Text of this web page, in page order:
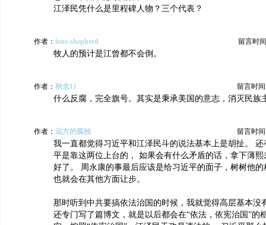
江泽民凭什么是里程碑人物？三个代表？
作者： lone-shepherd 留言时
牧人的预计是江曾都不会倒。
作者： 秋念11 留言时间
什么反腐，完全旗号。其实是秉承美国的意志，消灭民族
作者： 远方的孤独 留言时间
我一直都觉得习近平和江泽民斗的说法基本上是胡扯。
平是靠这两位上台的， 如果会有什么矛盾的话，拿下薄
好了。 周永康的事最后应该是给习近平的面子，树树他
也就会在其他方面让步。
那时听到中共要搞依法治国的时候，我就觉得高层基本没
还专门写了篇博文，就是以后都会在“依法，依宪治国”的